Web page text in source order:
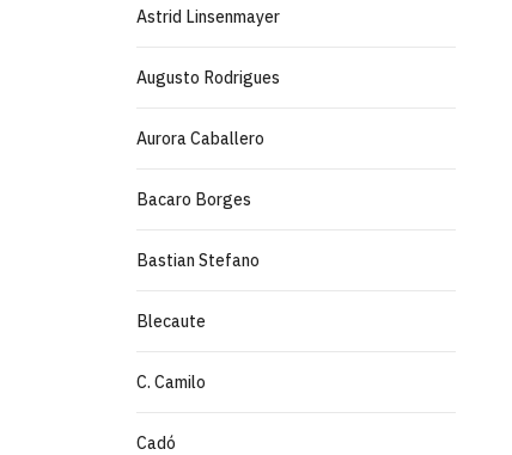
Astrid Linsenmayer
Augusto Rodrigues
Aurora Caballero
Bacaro Borges
Bastian Stefano
Blecaute
C. Camilo
Cadó